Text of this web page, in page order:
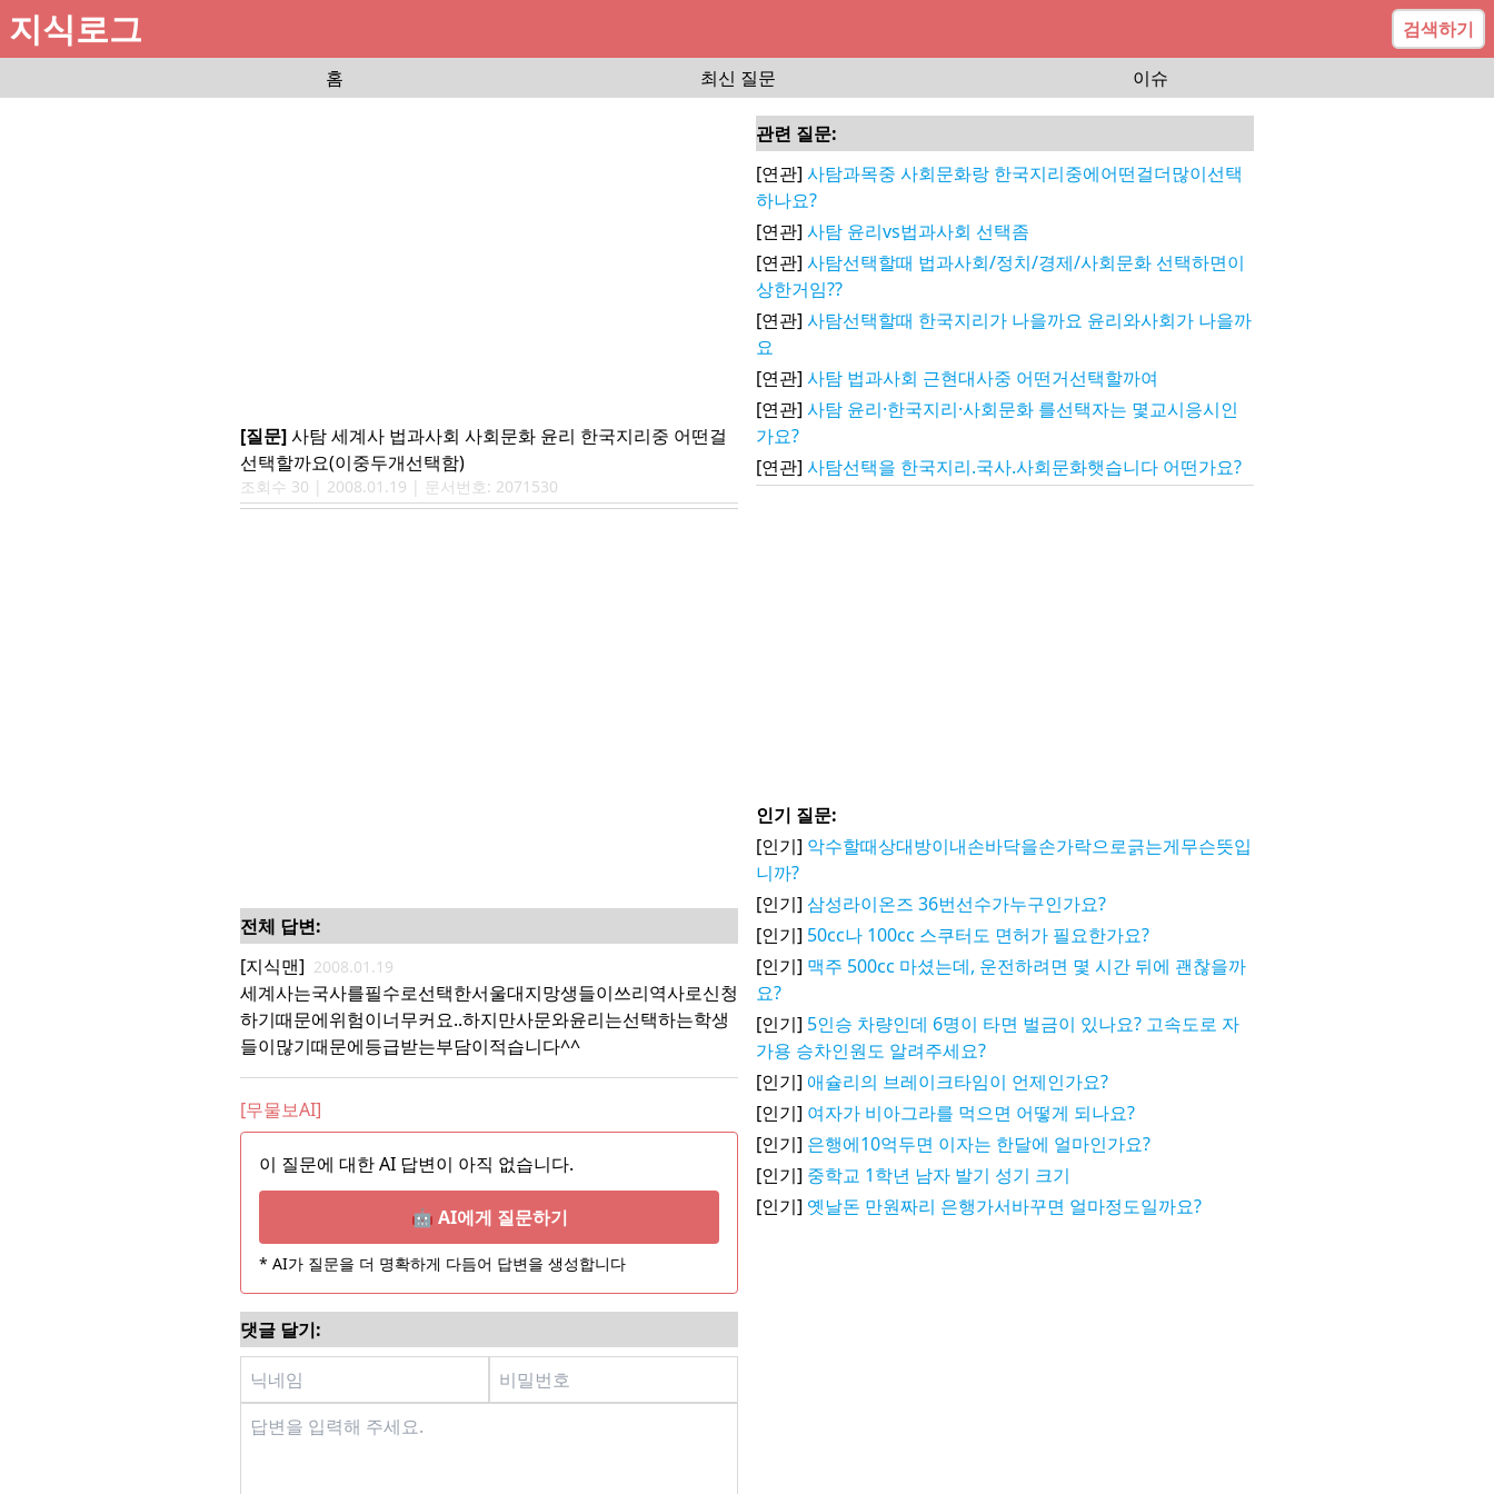
지식로그
검색하기
홈
최신 질문 이슈
[질문]사탐 세계사 법과사회 사회문화 윤리 한국지리중 어떤걸
선택할까요(이중두개선택함)
조회수 30 | 2008.01.19 | 문서번호: 2071530
전체 답변:
[지식맨] 2008.01.19
세계사는국사를필수로선택한서울대지망생들이쓰리역사로신청
하기때문에위험이너무커요..하지만사문와윤리는선택하는학생
들이많기때문에등급받는부담이적습니다^^
[무물보AI]
이 질문에 대한 AI 답변이 아직 없습니다.
🤖 AI에게 질문하기
* AI가 질문을 더 명확하게 다듬어 답변을 생성합니다
댓글 달기:
관련 질문:
[연관] 사탐과목중 사회문화랑 한국지리중에어떤걸더많이선택
하나요?
[연관] 사탐 윤리vs법과사회 선택좀
[연관] 사탐선택할때 법과사회/정치/경제/사회문화 선택하면이
상한거임??
[연관] 사탐선택할때 한국지리가 나을까요 윤리와사회가 나을까
요
[연관] 사탐 법과사회 근현대사중 어떤거선택할까여
[연관] 사탐 윤리·한국지리·사회문화 를선택자는 몇교시응시인
가요?
[연관] 사탐선택을 한국지리.국사.사회문화햇습니다 어떤가요?
인기 질문:
[인기] 악수할때상대방이내손바닥을손가락으로긁는게무슨뜻입
니까?
[인기] 삼성라이온즈 36번선수가누구인가요?
[인기] 50cc나 100cc 스쿠터도 면허가 필요한가요?
[인기] 맥주 500cc 마셨는데, 운전하려면 몇 시간 뒤에 괜찮을까
요?
[인기] 5인승 차량인데 6명이 타면 벌금이 있나요? 고속도로 자
가용 승차인원도 알려주세요?
[인기] 애슐리의 브레이크타임이 언제인가요?
[인기] 여자가 비아그라를 먹으면 어떻게 되나요?
[인기] 은행에10억두면 이자는 한달에 얼마인가요?
[인기] 중학교 1학년 남자 발기 성기 크기
[인기] 옛날돈 만원짜리 은행가서바꾸면 얼마정도일까요?